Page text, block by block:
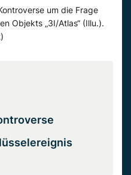
um die Frage
Objekts „3I/Atlas“ (Illu.).